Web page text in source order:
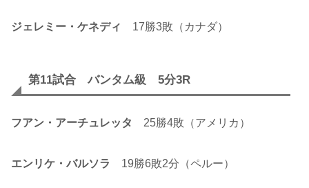
ジェレミー・ケネディ 17勝3敗（カナダ）
第11試合 バンタム級 5分3R
フアン・アーチュレッタ 25勝4敗（アメリカ）
エンリケ・バルソラ 19勝6敗2分（ペルー）